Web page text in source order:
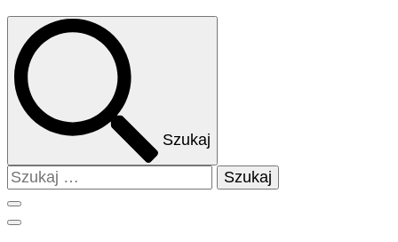
Szukaj
Szukaj: